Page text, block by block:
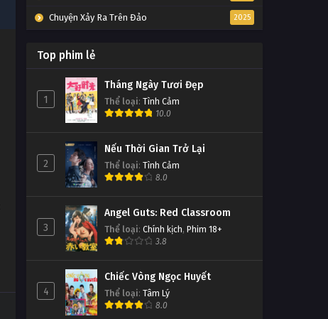
Chuyện Xảy Ra Trên Đảo 2025
Top phim lẻ
1
Tháng Ngày Tươi Đẹp
Thể loại: Tình Cảm
10.0
2
Nếu Thời Gian Trở Lại
Thể loại: Tình Cảm
8.0
3
Angel Guts: Red Classroom
Thể loại: Chính kịch, Phim 18+
3.8
4
Chiếc Vòng Ngọc Huyết
Thể loại: Tâm Lý
8.0